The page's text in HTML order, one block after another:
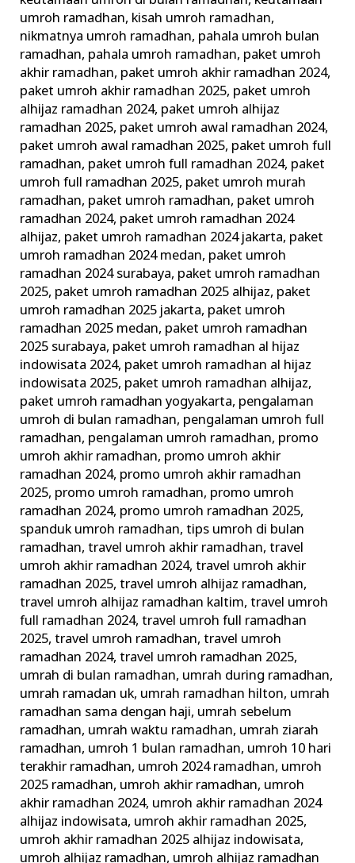
umroh ramadhan, kisah umroh ramadhan,
nikmatnya umroh ramadhan, pahala umroh bulan
ramadhan, pahala umroh ramadhan, paket umroh
akhir ramadhan, paket umroh akhir ramadhan 2024,
paket umroh akhir ramadhan 2025, paket umroh
alhijaz ramadhan 2024, paket umroh alhijaz
ramadhan 2025, paket umroh awal ramadhan 2024,
paket umroh awal ramadhan 2025, paket umroh full
ramadhan, paket umroh full ramadhan 2024, paket
umroh full ramadhan 2025, paket umroh murah
ramadhan, paket umroh ramadhan, paket umroh
ramadhan 2024, paket umroh ramadhan 2024
alhijaz, paket umroh ramadhan 2024 jakarta, paket
umroh ramadhan 2024 medan, paket umroh
ramadhan 2024 surabaya, paket umroh ramadhan
2025, paket umroh ramadhan 2025 alhijaz, paket
umroh ramadhan 2025 jakarta, paket umroh
ramadhan 2025 medan, paket umroh ramadhan
2025 surabaya, paket umroh ramadhan al hijaz
indowisata 2024, paket umroh ramadhan al hijaz
indowisata 2025, paket umroh ramadhan alhijaz,
paket umroh ramadhan yogyakarta, pengalaman
umroh di bulan ramadhan, pengalaman umroh full
ramadhan, pengalaman umroh ramadhan, promo
umroh akhir ramadhan, promo umroh akhir
ramadhan 2024, promo umroh akhir ramadhan
2025, promo umroh ramadhan, promo umroh
ramadhan 2024, promo umroh ramadhan 2025,
spanduk umroh ramadhan,tips umroh di bulan
ramadhan,travel umroh akhir ramadhan,travel
umroh akhir ramadhan 2024,travel umroh akhir
ramadhan 2025,travel umroh alhijaz ramadhan,
travel umroh alhijaz ramadhan kaltim,travel umroh
full ramadhan 2024,travel umroh full ramadhan
2025,travel umroh ramadhan,travel umroh
ramadhan 2024,travel umroh ramadhan 2025,
umrah di bulan ramadhan, umrah during ramadhan,
umrah ramadan uk, umrah ramadhan hilton, umrah
ramadhan sama dengan haji, umrah sebelum
ramadhan, umrah waktu ramadhan, umrah ziarah
ramadhan, umroh 1 bulan ramadhan, umroh 10 hari
terakhir ramadhan, umroh 2024 ramadhan, umroh
2025 ramadhan, umroh akhir ramadhan, umroh
akhir ramadhan 2024, umroh akhir ramadhan 2024
alhijaz indowisata, umroh akhir ramadhan 2025,
umroh akhir ramadhan 2025 alhijaz indowisata,
umroh alhijaz ramadhan, umroh alhijaz ramadhan